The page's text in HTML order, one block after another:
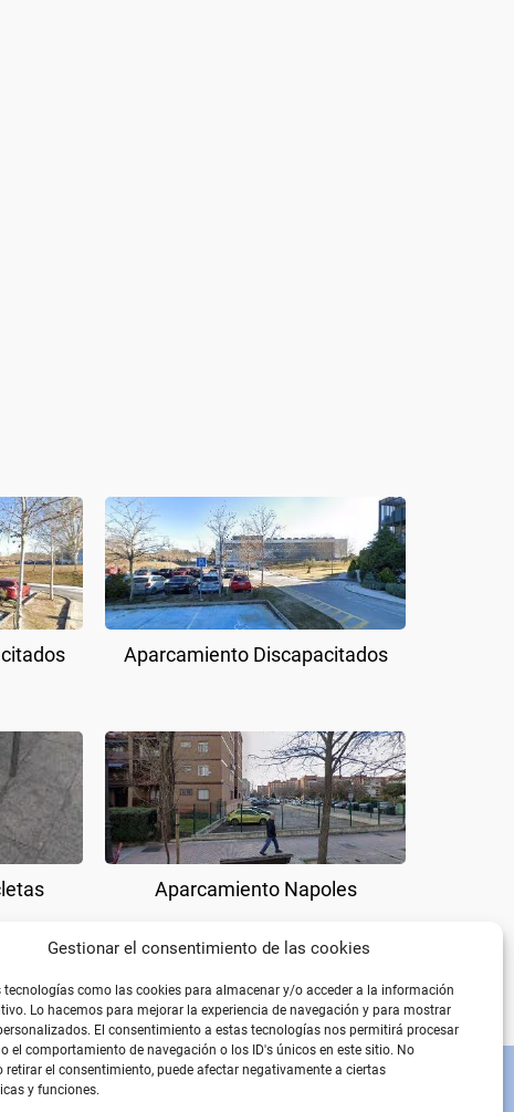
Gestionar el consentimiento de las cookies
como las cookies para almacenar y/o acceder a la información
Lo hacemos para mejorar la experiencia de navegación y para mostrar
El consentimiento a estas tecnologías nos permitirá procesar
el comportamiento de navegación o los ID's únicos en este sitio. No
retirar el consentimiento, puede afectar negativamente a ciertas
y funciones.
Aparcamiento Discapacitados
Aparcamiento Napoles